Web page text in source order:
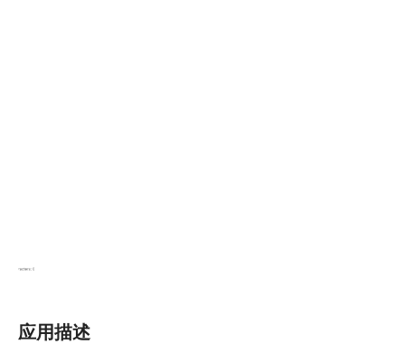
应用描述